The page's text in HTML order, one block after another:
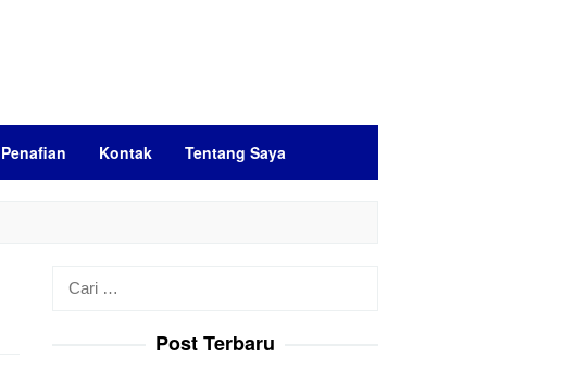
Penafian Kontak Tentang Saya
Post Terbaru